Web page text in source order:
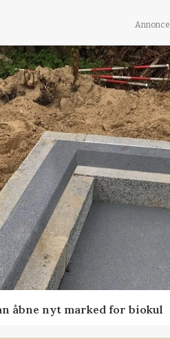
Annonce
åbne nyt marked for biokul